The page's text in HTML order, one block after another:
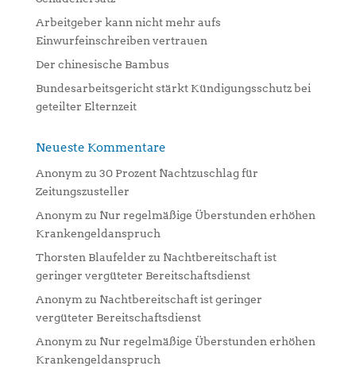
Arbeitgeber kann nicht mehr aufs
Einwurfeinschreiben vertrauen
Der chinesische Bambus
Bundesarbeitsgericht stärkt Kündigungsschutz bei
geteilter Elternzeit
Neueste Kommentare
Anonym zu 30 Prozent Nachtzuschlag für
Zeitungszusteller
Anonym zu Nur regelmäßige Überstunden erhöhen
Krankengeldanspruch
Thorsten Blaufelder zu Nachtbereitschaft ist
geringer vergüteter Bereitschaftsdienst
Anonym zu Nachtbereitschaft ist geringer
vergüteter Bereitschaftsdienst
Anonym zu Nur regelmäßige Überstunden erhöhen
Krankengeldanspruch